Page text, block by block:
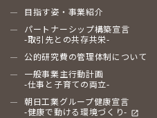
目指す姿・事業紹介
パートナーシップ構築宣言
-取引先との共存共栄-
公的研究費の管理体制について
一般事業主行動計画
-仕事と子育ての両立-
朝日工業グループ健康宣言
-健康で動ける環境づくり-